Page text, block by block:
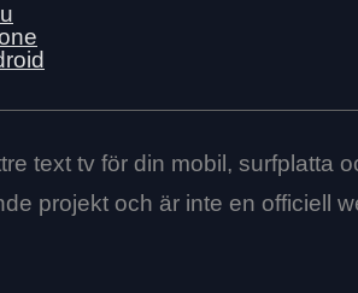
text tv för din mobil, surfplatta
projekt och är inte en officiell